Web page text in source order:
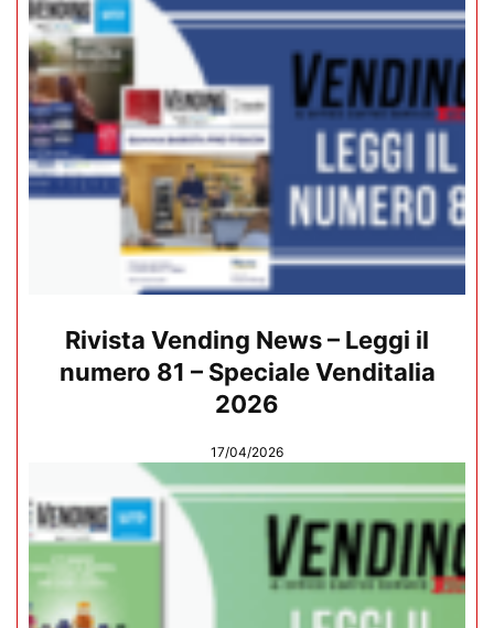
Rivista Vending News – Leggi il
numero 81 – Speciale Venditalia
2026
17/04/2026